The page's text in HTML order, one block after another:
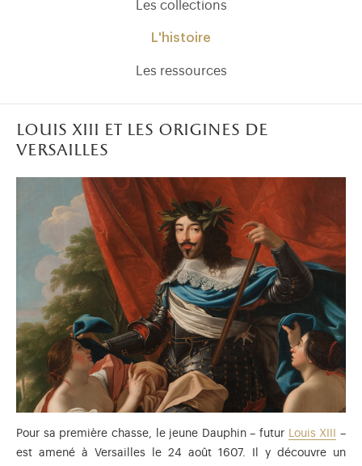
onglet)
nouvel onglet)
fenêtre modale)
de l'application (ouverture dans un nouvel onglet)
Les collections
L'histoire
Les ressources
louis xiii et les origines de
versailles
Pour sa première chasse, le jeune Dauphin – futur Louis XIII
–
est amené à Versailles le 24 août 1607. Il y découvre un